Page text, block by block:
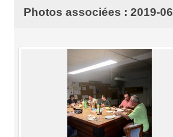
Photos associées : 2019-